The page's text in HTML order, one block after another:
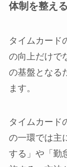
体制を整える
タイムカード
の向上だけで
の基盤となる
ます。
タイムカード
の一環では主
する」や「勤